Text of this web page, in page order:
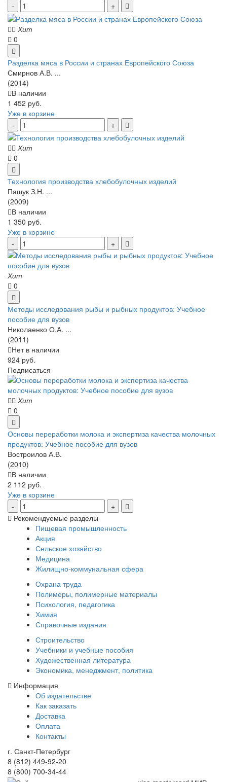
Хит
0
Разделка мяса в России и странах Европейского Союза
Смирнов А.В. ...
(2014)
В наличии
1 452 руб.
Уже в корзине
Хит
0
Технология производства хлебобулочных изделий
Пашук З.Н. ...
(2009)
В наличии
1 350 руб.
Уже в корзине
Хит
0
Методы исследования рыбы и рыбных продуктов: Учебное
пособие для вузов
Николаенко О.А. ...
(2011)
Нет в наличии
924 руб.
Подписаться
Хит
0
Основы переработки молока и экспертиза качества молочных
продуктов: Учебное пособие для вузов
Востроилов А.В.
(2010)
В наличии
2 112 руб.
Уже в корзине
Рекомендуемые разделы
Пищевая промышленность
Акция
Сельское хозяйство
Медицина
Жилищно-коммунальная сфера
Охрана труда
Полимеры, полимерные материалы
Психология, педагогика
Химия
Справочные издания
Строительство
Учебники и учебные пособия
Художественная литература
Экономика, менеджмент, политика
Информация
Об издательстве
Как заказать
Доставка
Оплата
Контакты
г. Санкт-Петербург
8 (812) 449-92-20
8 (800) 700-34-44